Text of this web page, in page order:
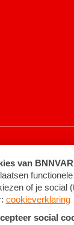
Algemene